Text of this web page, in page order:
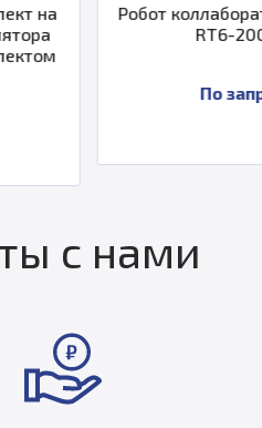
коллаборативный Omron
с нами